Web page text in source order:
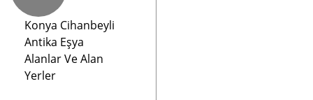
Konya Cihanbeyli
Antika Eşya
Alanlar Ve Alan
Yerler